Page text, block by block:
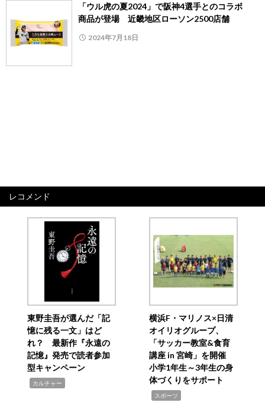
「ウル虎の夏2024」で阪神4選手とのコラボ
商品が登場 近畿地区ローソン2500店舗
2024年7月18日
レコメンド
東野圭吾が選んだ「記
憶に残る一文」はど
れ？ 最新作『永遠の
記憶』発売で読者参加
型キャンペーン
カルチャー
横浜F・マリノス×日清
オイリオグループ、
「サッカー教室&食育
講座 in 宮崎」を開催
小学1年生～3年生の身
体づくりをサポート
スポーツ